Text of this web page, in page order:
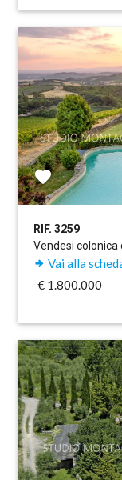
RIF. 3259
Vendesi colonica
Vai alla
€ 1.800.000